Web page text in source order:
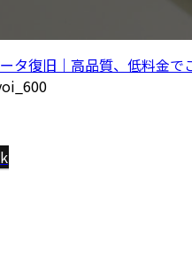
タ復旧｜高品質、低料金